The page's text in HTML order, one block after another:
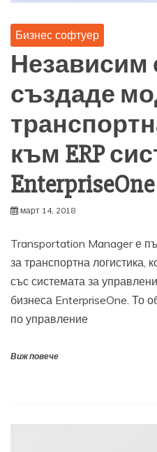
Бизнес софтуер
Независим
създаде
към ERP
EnterpriseOne
март 14, 2018
Transportation Manager е
за транспортна логистика,
със системата за
бизнеса EnterpriseOne. То
по управление
Виж повече